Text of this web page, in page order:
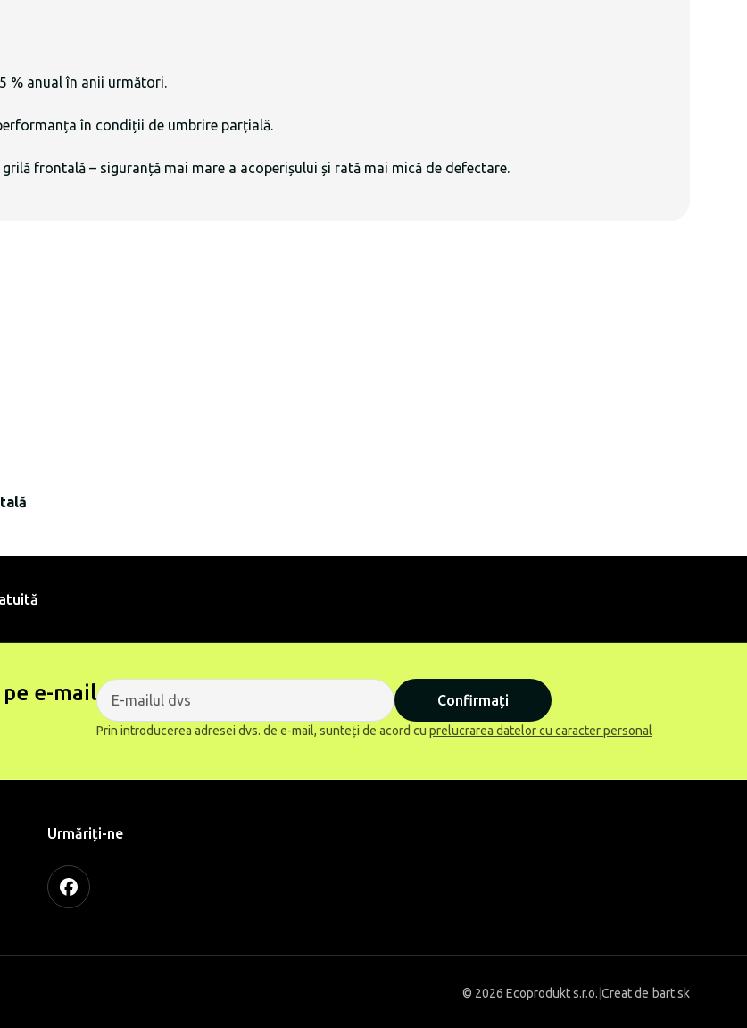
% anual în anii următori.
în condiții de umbrire parțială.
frontală – siguranță mai mare a acoperișului și rată mai mică de defectare.
e-mail Confirmați
Prin introducerea adresei dvs. de e-mail, sunteți de acord cu prelucrarea datelor cu caracter personal
Urmăriți-ne
© 2026 Ecoprodukt s.r.o. Creat de bart.sk